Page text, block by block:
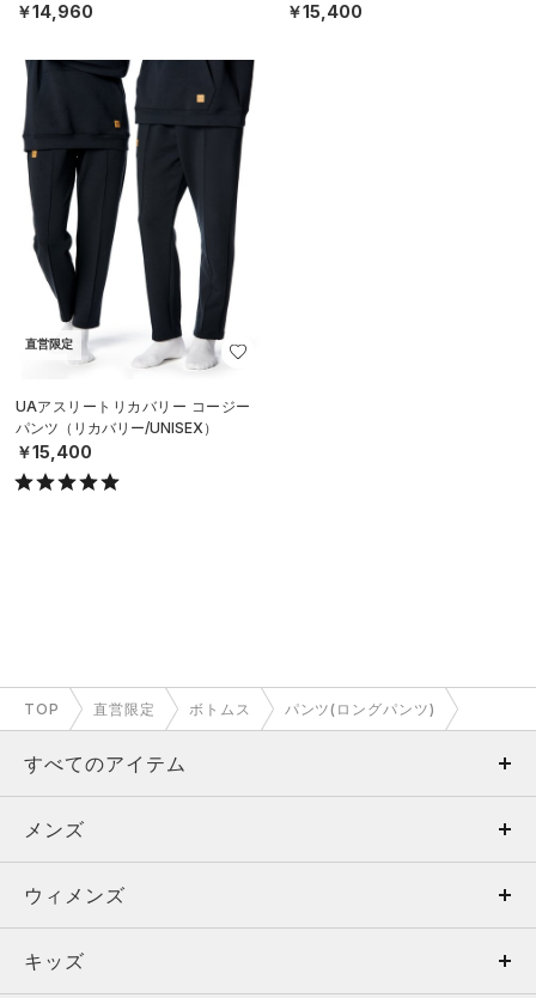
￥14,960 ￥15,400
直営限定
UAアスリートリカバリー コージー
パンツ（リカバリー/UNISEX）
￥15,400
TOP 直営限定 ボトムス パンツ(ロングパンツ)
すべてのアイテム
メンズ
ウィメンズ
キッズ
メンズ
トップス
ボトムス
ウィメンズ
トップス
キッズ